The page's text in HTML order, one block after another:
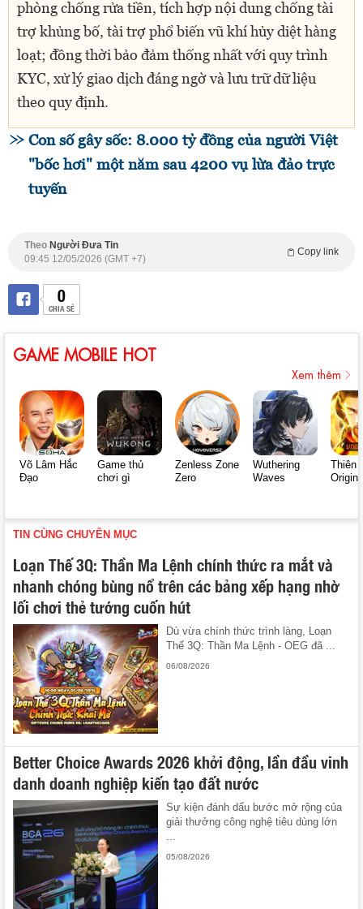
phòng chống rửa tiền, tích hợp nội dung chống tài
trợ khủng bố, tài trợ phổ biến vũ khí hủy diệt hàng
loạt; đồng thời bảo đảm thống nhất với quy trình
KYC, xử lý giao dịch đáng ngờ và lưu trữ dữ liệu
theo quy định.
Con số gây sốc: 8.000 tỷ đồng của người Việt
"bốc hơi" một năm sau 4200 vụ lừa đảo trực
tuyến
Theo Người Đưa Tin
Copy link
09:45 12/05/2026 (GMT +7)
0
CHIA SẺ
GAME MOBILE HOT
Xem thêm
Võ Lâm Hắc
Đạo
Game thủ
chơi gì
Zenless Zone
Zero
Wuthering
Waves
Thiên
Origin
TIN CÙNG CHUYÊN MỤC
Loạn Thế 3Q: Thần Ma Lệnh chính thức ra mắt và
nhanh chóng bùng nổ trên các bảng xếp hạng nhờ
lối chơi thẻ tướng cuốn hút
Dù vừa chính thức trình làng, Loạn
Thế 3Q: Thần Ma Lệnh - OEG đã ...
06/08/2026
Better Choice Awards 2026 khởi động, lần đầu vinh
danh doanh nghiệp kiến tạo đất nước
Sự kiện đánh dấu bước mở rộng của
giải thưởng công nghệ tiêu dùng lớn
05/08/2026